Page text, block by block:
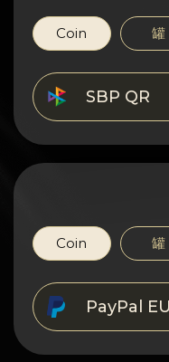
隐私
联系方式
Wiki
名誉
网站地图
Coin 罐
SBP QR
Coin 罐
PayPal